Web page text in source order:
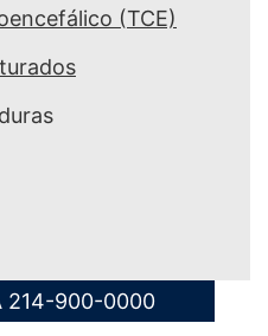
(TCE)
214-900-0000